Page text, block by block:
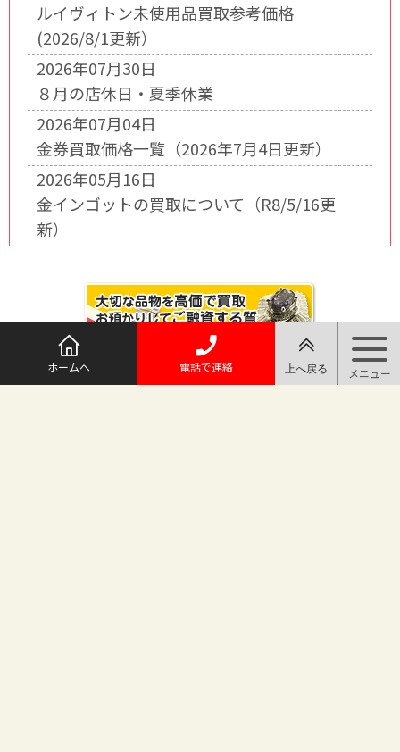
ルイヴィトン未使用品買取参考価格
(2026/8/1更新）
2026年07月30日
８月の店休日・夏季休業
2026年07月04日
金券買取価格一覧（2026年7月4日更新）
2026年05月16日
金インゴットの買取について（R8/5/16更
新）
ホームへ 電話で連絡